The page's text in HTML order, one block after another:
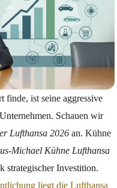
finde, ist seine aggressive
Schauen wir
Lufthansa 2026 an. Kühne
Michael Kühne Lufthansa
strategischer Investition.
liegt die Lufthansa